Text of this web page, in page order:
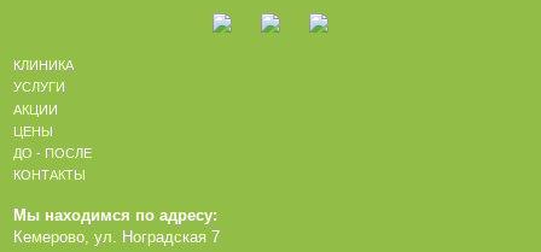
КЛИНИКА
УСЛУГИ
АКЦИИ
ЦЕНЫ
ДО - ПОСЛЕ
КОНТАКТЫ
Мы находимся по адресу:
Кемерово, ул. Ноградская 7